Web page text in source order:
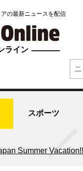
の最新ニュースを配信
ライン
スポーツ
Summer